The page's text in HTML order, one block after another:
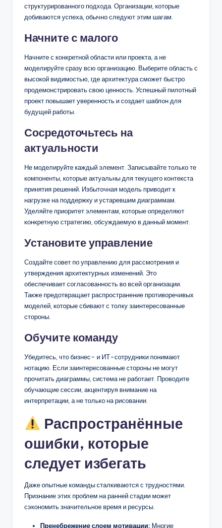
структурированного подхода. Организации, которые
добиваются успеха, обычно следуют этим шагам.
Начните с малого
Начните с конкретной области или проекта, а не
моделируйте сразу всю организацию. Выберите область с
высокой видимостью, где архитектура сможет быстро
продемонстрировать свою ценность. Успешный пилотный
проект повышает уверенность и создает шаблон для
будущей работы.
Сосредоточьтесь на
актуальности
Не моделируйте каждый элемент. Записывайте только те
компоненты, которые актуальны для текущего контекста
принятия решений. Избыточная модель приводит к
нагрузке на поддержку и устаревшим диаграммам.
Уделяйте приоритет элементам, которые определяют
конкретную стратегию, обсуждаемую в данный момент.
Установите управление
Создайте совет по управлению для рассмотрения и
утверждения архитектурных изменений. Это
обеспечивает согласованность во всей организации.
Также предотвращает распространение противоречивых
моделей, которые сбивают с толку заинтересованные
стороны.
Обучите команду
Убедитесь, что бизнес- и ИТ-сотрудники понимают
нотацию. Если заинтересованные стороны не могут
прочитать диаграммы, система не работает. Проводите
обучающие сессии, акцентируя внимание на
интерпретации, а не только на рисовании.
Распространённые
ошибки, которые
следует избегать
Даже опытные команды сталкиваются с трудностями.
Признание этих проблем на ранней стадии может
сэкономить значительное время и ресурсы.
Пренебрежение слоем мотивации: Многие